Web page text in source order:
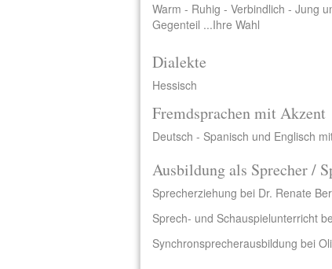
Warm - Ruhig - Verbindlich - Jung
Gegenteil ...Ihre Wahl
Dialekte
Hessisch
Fremdsprachen mit Akzent
Deutsch - Spanisch und Englisch
Ausbildung als Sprecher /
Sprecherziehung bei Dr. Renate
Sprech- und Schauspielunterricht
Synchronsprecherausbildung bei